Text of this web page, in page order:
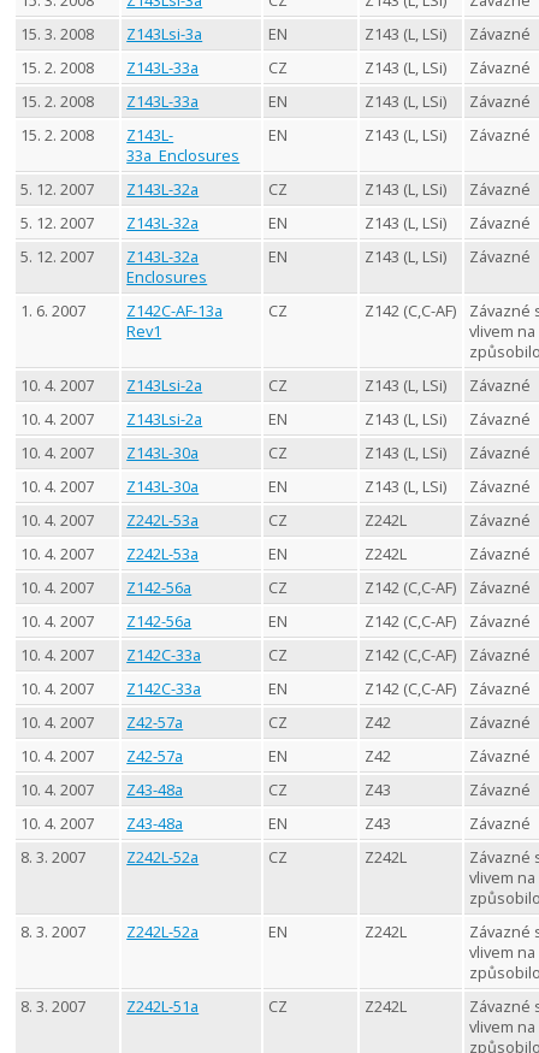
15. 3. 2008
Z143Lsi-3a EN Z143 (L, LSi)
Závazné
15. 2. 2008
Z143L-33a CZ Z143 (L, LSi)
Závazné
15. 2. 2008
Z143L-33a EN Z143 (L, LSi)
Závazné
15. 2. 2008
Z143L-
33a_Enclosures
EN Z143 (L, LSi) Závazné
5. 12. 2007 Z143L-32a CZ Z143 (L, LSi)
Závazné
5. 12. 2007
Z143L-32a EN Z143 (L, LSi)
Závazné
5. 12. 2007
Z143L-32a
Enclosures
EN Z143 (L, LSi) Závazné
1. 6. 2007
Z142C-AF-13a
Rev1
CZ Z142 (C,C-AF)
Závazné
vlivem na
10. 4. 2007
Z143Lsi-2a CZ Z143 (L, LSi)
Závazné
10. 4. 2007
Z143Lsi-2a EN Z143 (L, LSi)
Závazné
10. 4. 2007
Z143L-30a CZ Z143 (L, LSi)
Závazné
10. 4. 2007
Z143L-30a EN Z143 (L, LSi)
Závazné
10. 4. 2007
Z242L-53a CZ Z242L
Závazné
10. 4. 2007
Z242L-53a EN Z242L
Závazné
10. 4. 2007
Z142-56a CZ Z142 (C,C-AF)
Závazné
10. 4. 2007
Z142-56a EN Z142 (C,C-AF)
Závazné
10. 4. 2007
Z142C-33a CZ Z142 (C,C-AF)
Závazné
10. 4. 2007
Z142C-33a EN Z142 (C,C-AF)
Závazné
10. 4. 2007
Z42-57a CZ Z42
Závazné
10. 4. 2007
Z42-57a EN Z42
Závazné
10. 4. 2007
Z43-48a CZ Z43
Závazné
10. 4. 2007
Z43-48a EN Z43
Závazné
8. 3. 2007
Z242L-52a CZ Z242L
Závazné
vlivem na
8. 3. 2007
Z242L-52a EN Z242L
Závazné
vlivem na
8. 3. 2007
Z242L-51a CZ Z242L
Závazné
vlivem na